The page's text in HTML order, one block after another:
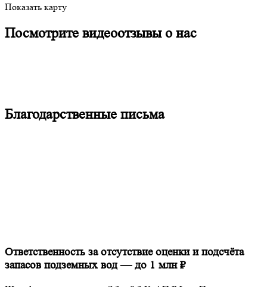
Показать карту
Посмотрите видеоотзывы о нас
Благодарственные письма
Ответственность за отсутствие оценки и подсчёта
запасов подземных вод — до 1 млн ₽